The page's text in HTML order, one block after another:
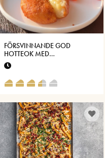
FÖRSVINNANDE GOD
HOTTEOK MED
VÄSTERBOTTENSOST®